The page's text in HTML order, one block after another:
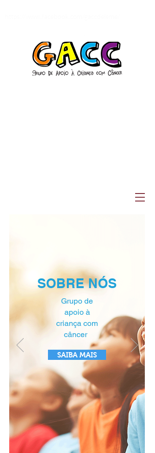
SOBRE NÓS
Grupo de
apoio à
criança com
câncer
SAIBA MAIS